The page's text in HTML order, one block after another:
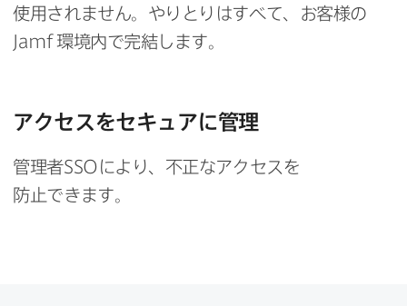
使用されません。​やりとりは​すべて、​お客様の
Jamf 環境内で​完結します。
アクセスを​セキュアに​管理
管理者SSO に​より、​不正な​アクセスを​
防止できます。